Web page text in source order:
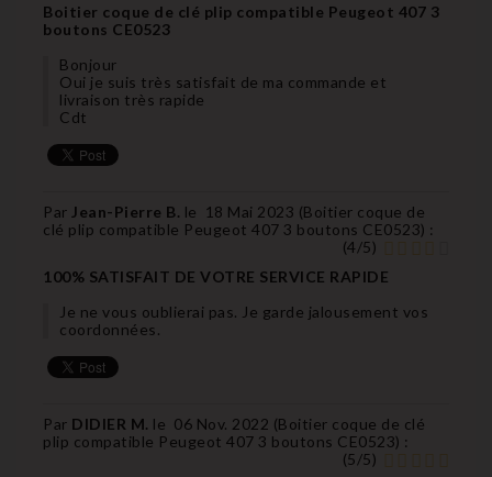
Boitier coque de clé plip compatible Peugeot 407 3
boutons CE0523
Bonjour
Oui je suis très satisfait de ma commande et
livraison très rapide
Cdt
Par Jean-Pierre B. le 18 Mai 2023 (Boitier coque de
clé plip compatible Peugeot 407 3 boutons CE0523) :
(4/5)
100% SATISFAIT DE VOTRE SERVICE RAPIDE
Je ne vous oublierai pas. Je garde jalousement vos
coordonnées.
Par DIDIER M. le 06 Nov. 2022 (Boitier coque de clé
plip compatible Peugeot 407 3 boutons CE0523) :
(5/5)